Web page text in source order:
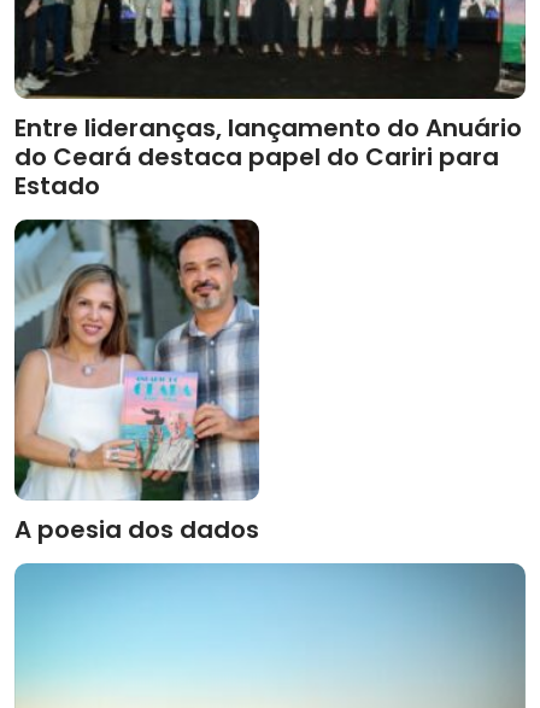
Entre lideranças, lançamento do Anuário
do Ceará destaca papel do Cariri para
Estado
A poesia dos dados